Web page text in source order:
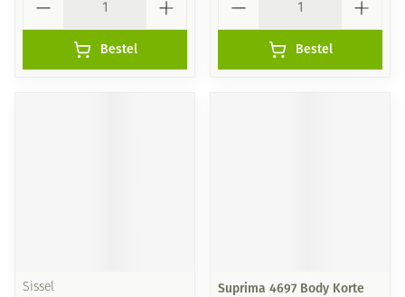
Bestel Bestel
Sissel
Suprima 4697 Body Korte